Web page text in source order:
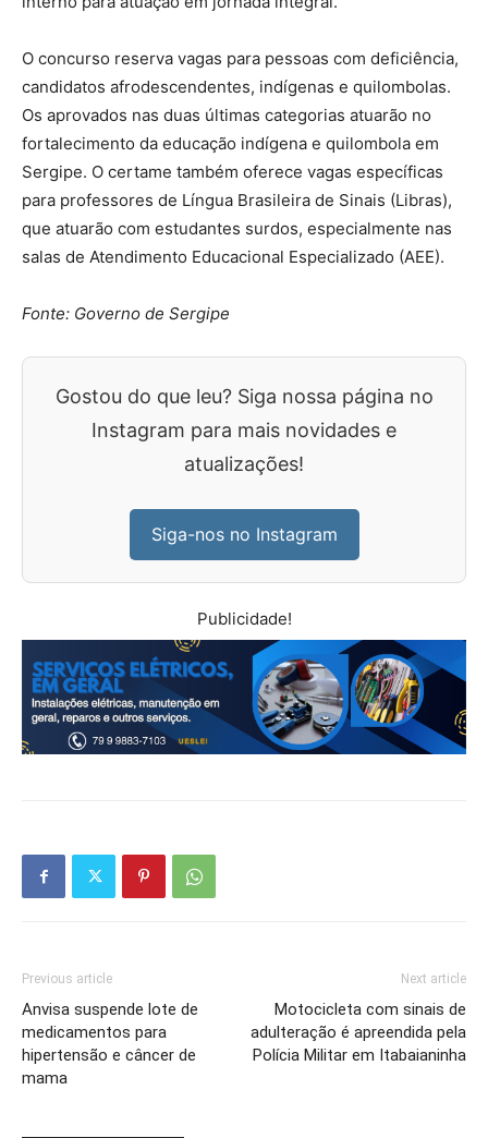
O concurso reserva vagas para pessoas com deficiência,
candidatos afrodescendentes, indígenas e quilombolas.
Os aprovados nas duas últimas categorias atuarão no
fortalecimento da educação indígena e quilombola em
Sergipe. O certame também oferece vagas específicas
para professores de Língua Brasileira de Sinais (Libras),
que atuarão com estudantes surdos, especialmente nas
salas de Atendimento Educacional Especializado (AEE).
Fonte: Governo de Sergipe
Gostou do que leu? Siga nossa página no
Instagram para mais novidades e
atualizações!
Siga-nos no Instagram
Publicidade!
Previous article
Anvisa suspende lote de
medicamentos para
hipertensão e câncer de
mama
Next article
Motocicleta com sinais de
adulteração é apreendida pela
Polícia Militar em Itabaianinha